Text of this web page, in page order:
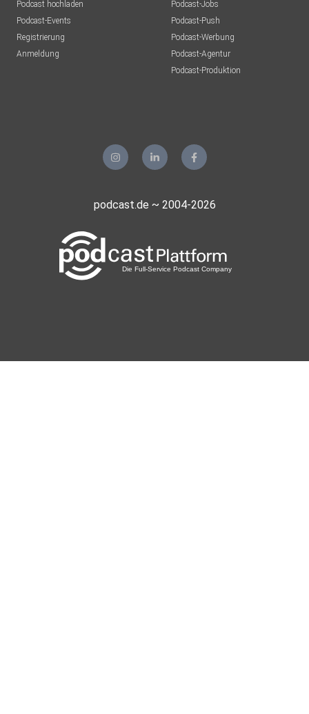
Podcast hochladen
Podcast-Events
Registrierung
Anmeldung
Podcast-Jobs
Podcast-Push
Podcast-Werbung
Podcast-Agentur
Podcast-Produktion
podcast.de ~ 2004-2026